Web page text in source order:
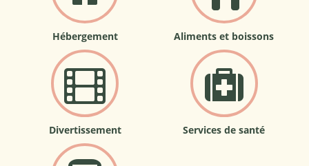
Hébergement Aliments et boissons
Divertissement Services de santé